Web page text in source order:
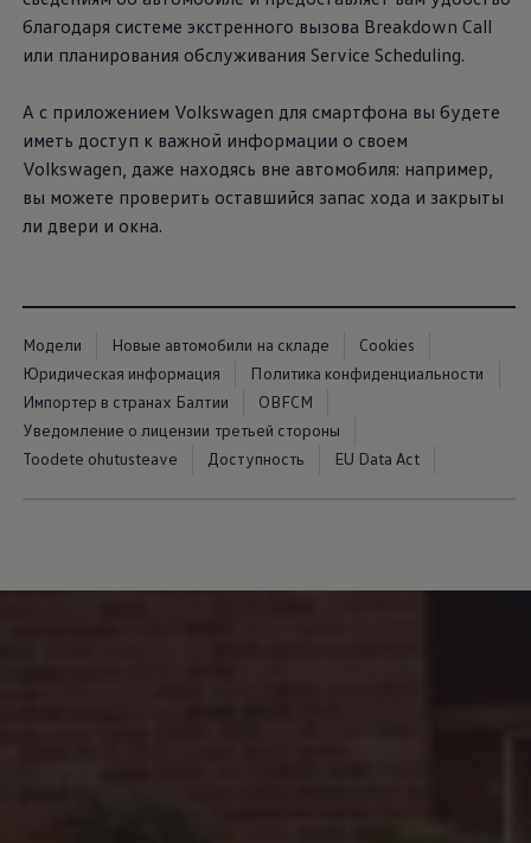
благодаря системе экстренного вызова Breakdown Call
или планирования обслуживания Service Scheduling.
А с приложением Volkswagen для смартфона вы будете
иметь доступ к важной информации о своем
Volkswagen , даже находясь вне автомобиля: например,
вы можете проверить оставшийся запас хода и закрыты
ли двери и окна.
Модели Новые автомобили на складе
Cookies
Юридическая информация
Политика конфиденциальности
Импортер в странах Балтии
OBFCM
Уведомление о лицензии третьей стороны
Toodete ohutusteave
Доступность EU Data Act